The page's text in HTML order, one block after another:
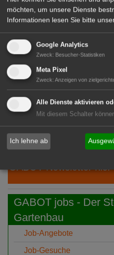
06:19
Ökokiste e.V.:
05:51
IPZ: Robert
Leitung
05:05
TUM:
erstmals in 3D
07.
Aug
Verver Export:
GABOT-Newsletter
GABOT jobs - Der
Gartenbau
Job-Angebote
Job-Gesuche
möchten, um unsere Dienste
Informationen lesen Sie bitte
Google Analytics
Zweck: Besucher-Statistiken
Meta Pixel
Zweck: Anzeigen von
Alle Dienste aktivieren
Mit diesem Schalter
Ich lehne ab